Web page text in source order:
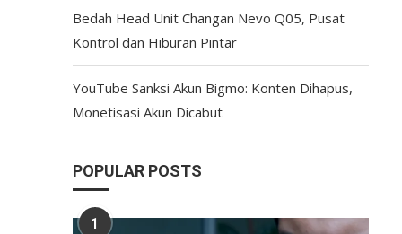
Bedah Head Unit Changan Nevo Q05, Pusat
Kontrol dan Hiburan Pintar
YouTube Sanksi Akun Bigmo: Konten Dihapus,
Monetisasi Akun Dicabut
POPULAR POSTS
1